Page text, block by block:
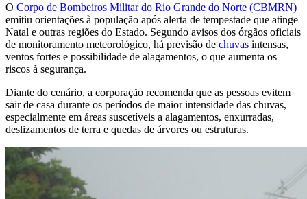
O Corpo de Bombeiros Militar do Rio Grande do Norte (CBMRN)
emitiu orientações à população após alerta de tempestade que atinge
Natal e outras regiões do Estado. Segundo avisos dos órgãos oficiais
de monitoramento meteorológico, há previsão de chuvas intensas,
ventos fortes e possibilidade de alagamentos, o que aumenta os
riscos à segurança.
Diante do cenário, a corporação recomenda que as pessoas evitem
sair de casa durante os períodos de maior intensidade das chuvas,
especialmente em áreas suscetíveis a alagamentos, enxurradas,
deslizamentos de terra e quedas de árvores ou estruturas.